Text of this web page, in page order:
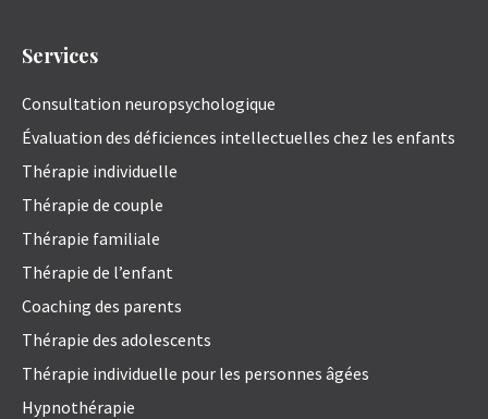
Services
Consultation neuropsychologique
Évaluation des déficiences intellectuelles chez les enfants
Thérapie individuelle
Thérapie de couple
Thérapie familiale
Thérapie de l’enfant
Coaching des parents
Thérapie des adolescents
Thérapie individuelle pour les personnes âgées
Hypnothérapie